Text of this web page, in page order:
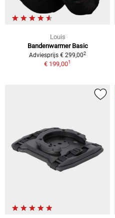
Louis
Bandenwarmer Basic
Adviesprijs € 299,002
€ 199,001